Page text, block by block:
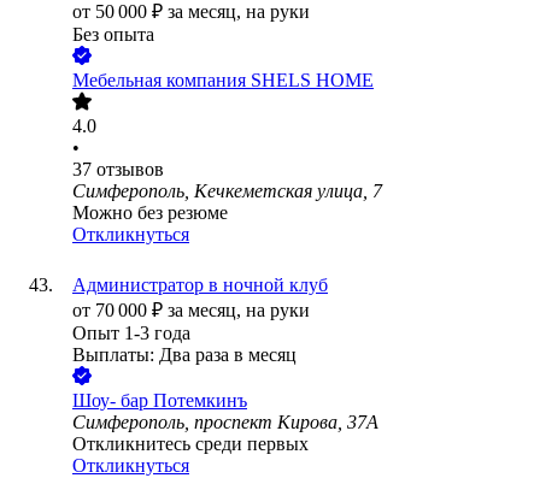
от 50 000 ₽ за месяц, на руки
Без опыта
Мебельная компания SHELS HOME
4.0
•
37 отзывов
Симферополь, Кечкеметская улица, 7
Можно без резюме
Откликнуться
Администратор в ночной клуб
от 70 000 ₽ за месяц, на руки
Опыт 1-3 года
Выплаты: Два раза в месяц
Шоу- бар Потемкинъ
Симферополь, проспект Кирова, 37А
Откликнитесь среди первых
Откликнуться